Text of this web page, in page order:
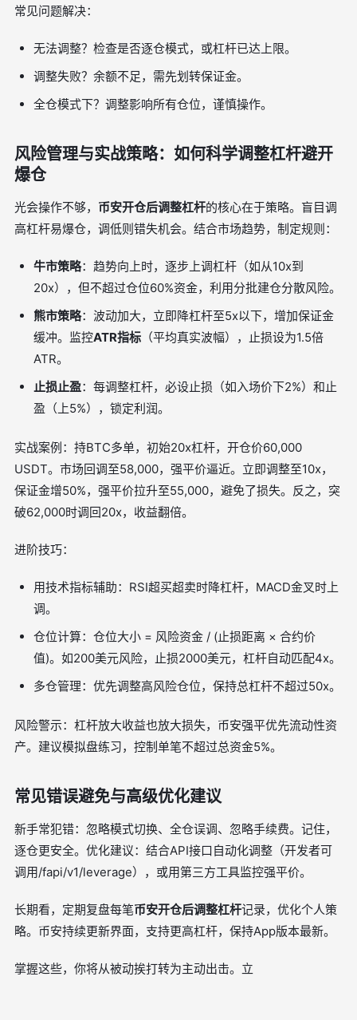
常见问题解决：
无法调整？检查是否逐仓模式，或杠杆已达上限。
调整失败？余额不足，需先划转保证金。
全仓模式下？调整影响所有仓位，谨慎操作。
风险管理与实战策略：如何科学调整杠杆避开
爆仓
光会操作不够， 币安开仓后调整杠杆的核心在于策略。盲目调
高杠杆易爆仓，调低则错失机会。结合市场趋势，制定规则：
牛市策略：趋势向上时，逐步上调杠杆（如从10x到
20x），但不超过仓位60%资金，利用分批建仓分散风险。
熊市策略：波动加大，立即降杠杆至5x以下，增加保证金
缓冲。监控ATR指标 （平均真实波幅），止损设为1.5倍
ATR。
止损止盈：每调整杠杆，必设止损（如入场价下2%）和止
盈（上5%），锁定利润。
实战案例：持BTC多单，初始20x杠杆，开仓价60,000
USDT。市场回调至58,000，强平价逼近。立即调整至10x，
保证金增50%，强平价拉升至55,000，避免了损失。反之，突
破62,000时调回20x，收益翻倍。
进阶技巧：
用技术指标辅助：RSI超买超卖时降杠杆，MACD金叉时上
调。
仓位计算：仓位大小 = 风险资金 / (止损距离 × 合约价
值)。如200美元风险，止损2000美元，杠杆自动匹配4x。
多仓管理：优先调整高风险仓位，保持总杠杆不超过50x。
风险警示：杠杆放大收益也放大损失，币安强平优先流动性资
产。建议模拟盘练习，控制单笔不超过总资金5%。
常见错误避免与高级优化建议
新手常犯错：忽略模式切换、全仓误调、忽略手续费。记住，
逐仓更安全。优化建议：结合API接口自动化调整（开发者可
调用/fapi/v1/leverage），或用第三方工具监控强平价。
长期看，定期复盘每笔币安开仓后调整杠杆记录，优化个人策
略。币安持续更新界面，支持更高杠杆，保持App版本最新。
掌握这些，你将从被动挨打转为主动出击。立